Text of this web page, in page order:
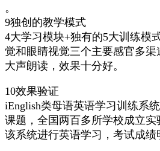
。
9独创的教学模式
4大学习模块+独有的5大训练模
觉和眼睛视觉三个主要感官多
大声朗读，效果十分好。
10效果验证
iEnglish类母语英语学习训练系
课题，全国两百多所学校成立实
该系统进行英语学习，考试成绩